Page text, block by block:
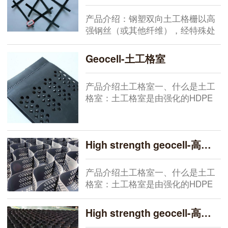
低工程造价。性能特点：抗拉强度
高，抗撕裂强度大，与土壤碎石结
合力强。1、具有高的抗拉强度2、
延伸率较小3、耐侵蚀、耐老化4、
与基料有较强的咬合力5、质量轻、
产品介绍：钢塑双向土工格栅以高
强钢丝（或其他纤维），经特殊处
理，与聚乙烯（PE）或聚丙烯
（PP），并添加其他助剂，通过挤
出使之成为复合型高强抗拉条带，
且表面有粗糙压纹，则为高强加筋
土工带。由此单带，经纵、横按一
定间距编制或夹合排列，采用特殊
Geocell-土工格室
产品介绍土工格室一、什么是土工
格室：土工格室是由强化的HDPE
室有哪些特性： 1、具有伸缩自
如，运输可缩叠，施工时可张拉成
网状，填入泥土、碎石、混凝土等
松散物料，构成具有强大侧向限制
和大刚度的结构体。 2、材质轻、
耐磨损，化学性能稳定、
High strength geocell-高强土工格室
产品介绍土工格室一、什么是土工
格室：土工格室是由强化的HDPE
种三维网状格室结构。 二、土工格
室有哪些特性： 1、具有伸缩自High strength geocell-高强土工格室